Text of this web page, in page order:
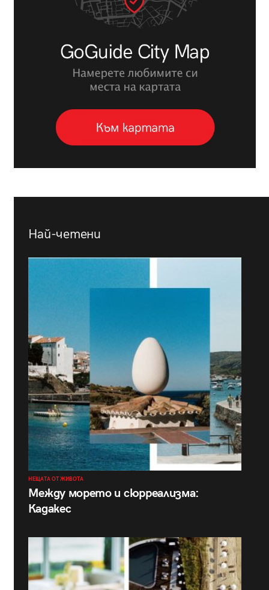
Най-четени
НЕЩАТА ОТ ЖИВОТА
Между морето и сюрреализма:
Кадакес